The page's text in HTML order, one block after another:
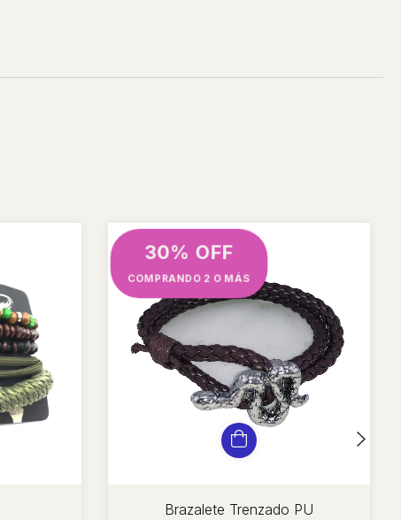
30% OFF
COMPRANDO 2 O MÁS
Brazalete Trenzado PU